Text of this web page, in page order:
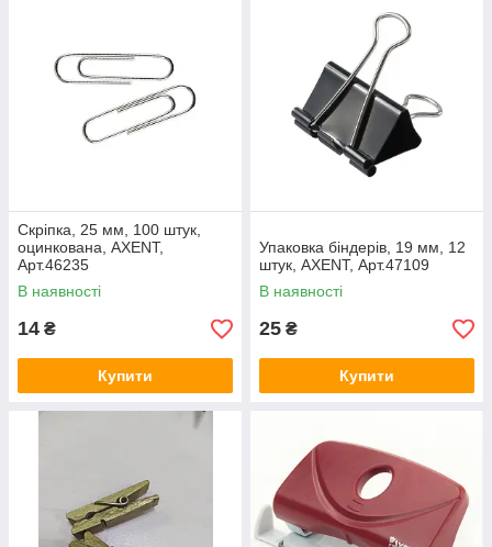
Скріпка, 25 мм, 100 штук,
оцинкована, AXENT,
Арт.46235
В наявності
14 ₴
Купити
Упаковка біндерів, 19 мм, 12
штук, AXENT, Арт.47109
В наявності
25 ₴
Купити